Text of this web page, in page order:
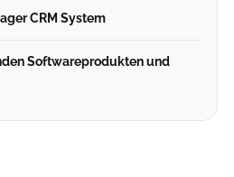
CRM System
Softwareprodukten und